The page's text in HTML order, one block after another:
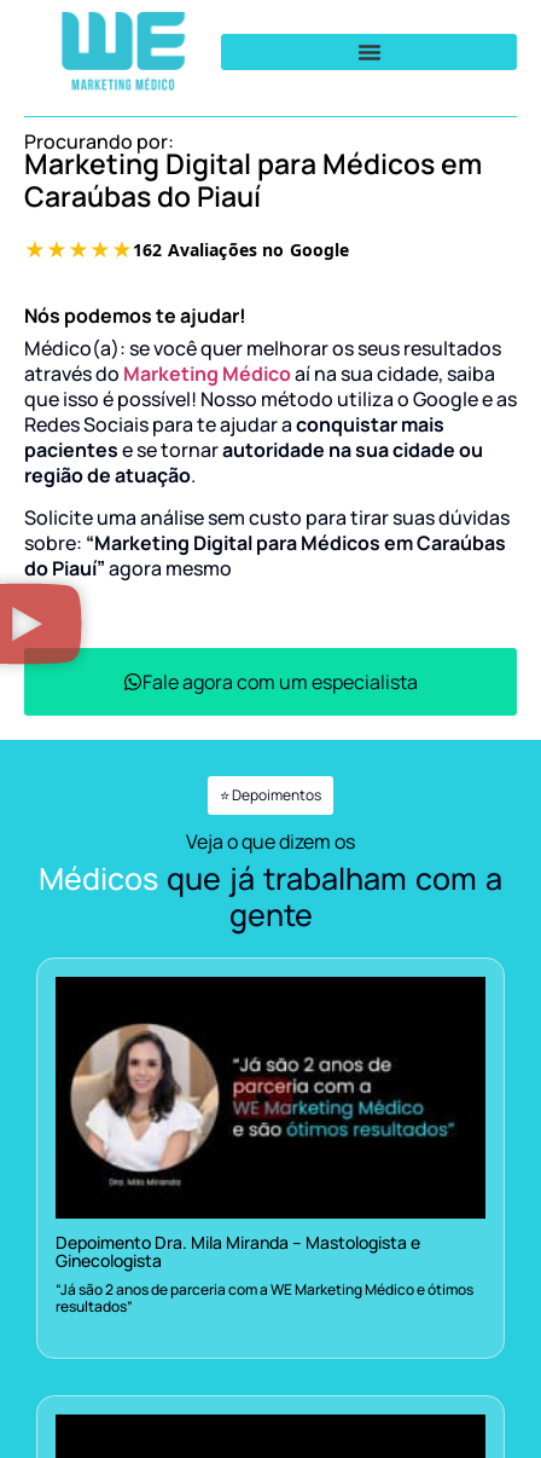
Procurando por:
Marketing Digital para Médicos em
Caraúbas do Piauí
Nós podemos te ajudar!
Médico(a): se você quer melhorar os seus resultados
através do Marketing Médicoaí na sua cidade, saiba
que isso é possível! Nosso método utiliza o Google e as
Redes Sociais para te ajudar aconquistar mais
pacientese se tornarautoridade na sua cidade ou
região de atuação.
Solicite uma análise sem custo para tirar suas dúvidas
sobre: “Marketing Digital para Médicos em Caraúbas
do Piauí”agora mesmo
Fale agora com um especialista
⭐ Depoimentos
Veja o que dizem os
Médicos que já trabalham com a
gente
Depoimento Dra. Mila Miranda – Mastologista e
Ginecologista
“Já são 2 anos de parceria com a WE Marketing Médico e ótimos
resultados”